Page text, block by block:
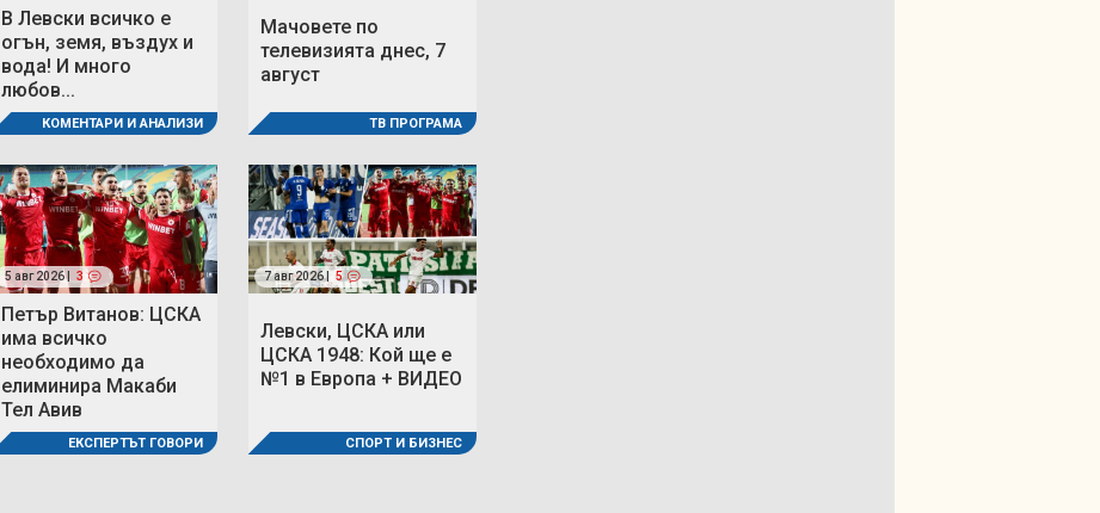
В Левски всичко е
огън, земя, въздух и
вода! И много
любов...
КОМЕНТАРИ И АНАЛИЗИ
Мачовете по
телевизията днес, 7
август
ТВ ПРОГРАМА
5 авг 2026 | 3
Петър Витанов: ЦСКА
има всичко
необходимо да
елиминира Макаби
Тел Авив
ЕКСПЕРТЪТ ГОВОРИ
7 авг 2026 | 5
Левски, ЦСКА или
ЦСКА 1948: Кой ще е
№1 в Европа + ВИДЕО
СПОРТ И БИЗНЕС